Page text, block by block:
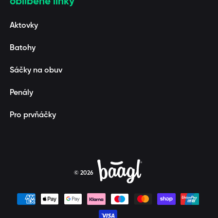
Aktovky
Batohy
Sáčky na obuv
Penály
Pro prvňáčky
© 2026
Platební metody